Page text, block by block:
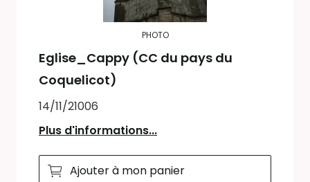
PHOTO
Eglise_Cappy (CC du pays du
Coquelicot)
14/11/21006
Plus d'informations...
Ajouter à mon panier